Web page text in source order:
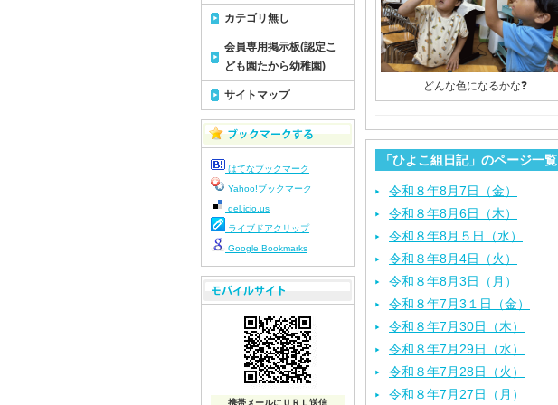
どんな色になるかな❓
「ひよこ組日記」のページ一覧
令和８年8月7日（金）
令和８年8月6日（木）
令和８年8月５日（水）
令和８年8月4日（火）
令和８年8月3日（月）
令和８年7月3１日（金）
令和８年7月30日（木）
令和８年7月29日（水）
令和８年7月28日（火）
令和８年7月27日（月）
カテゴリ無し
会員専用掲示板(認定こ
ども園たから幼稚園)
サイトマップ
はてなブックマーク
Yahoo!ブックマーク
del.icio.us
ライブドアクリップ
Google Bookmarks
携帯メールにＵＲＬ送信